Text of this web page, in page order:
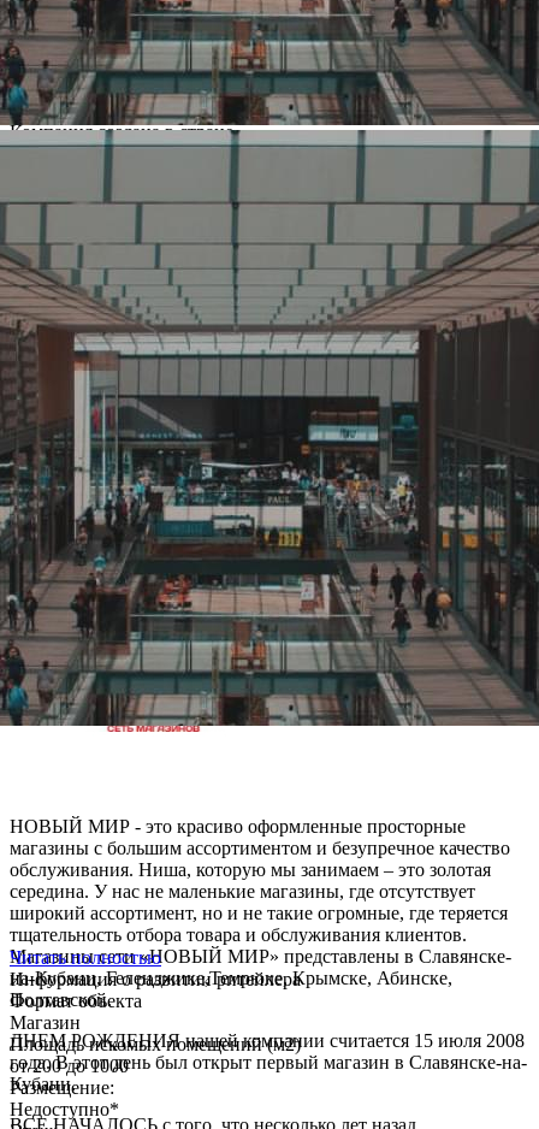
О ритейлере Новый мир
Название:
Новый мир
Компания создана в стране
Россия
Ремонт и строительство
Средний Изменить
Компания основана
2008
Количество объектов в мире
12
Количество объектов в России
12
Представлены в регионах
Геленджик,Краснодар
Изменить
Наличие франчайзинга
Нет
О компании Новый мир
НОВЫЙ МИР - это красиво оформленные просторные
магазины с большим ассортиментом и безупречное качество
обслуживания. Ниша, которую мы занимаем – это золотая
середина. У нас не маленькие магазины, где отсутствует
широкий ассортимент, но и не такие огромные, где теряется
тщательность отбора товара и обслуживания клиентов.
Магазины сети «НОВЫЙ МИР» представлены в Славянске-
на-Кубани, Геленджике,Темрюке, Крымске, Абинске,
Полтавской.
ДНЕМ РОЖДЕНИЯ нашей компании считается 15 июля 2008
года. В этот день был открыт первый магазин в Славянске-на-
Кубани.
ВСЕ НАЧАЛОСЬ с того, что несколько лет назад,
Читать полностью
Информация о развитии ритейлера
Формат объекта
Магазин
Площадь искомых помещений (м2)
от 200 до 1000
Размещение:
Недоступно*